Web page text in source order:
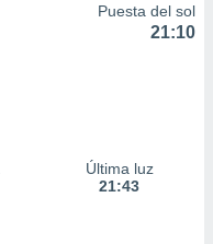
Puesta del sol
21:10
Última luz
21:43